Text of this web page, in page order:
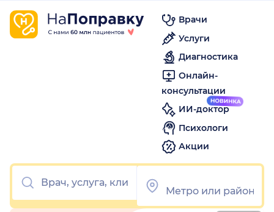
Врачи
Услуги
Диагностика
Онлайн-
консультации
ИИ-доктор
Психологи
Акции